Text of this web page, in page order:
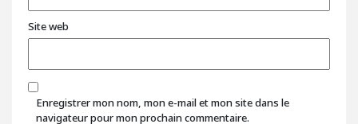
Site web
Enregistrer mon nom, mon e-mail et mon site dans le
navigateur pour mon prochain commentaire.